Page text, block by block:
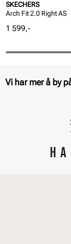
SKECHERS
Arch Fit 2.0 Right AS
Pris
1 599,-
Vi har mer å by